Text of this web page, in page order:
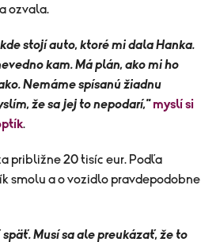
ozvala.
stojí auto, ktoré mi dala Hanka.
kam. Má plán, ako mi ho
Nemáme spísanú žiadnu
že sa jej to nepodarí," myslí si
.
približne 20 tisíc eur. Podľa
smolu a o vozidlo pravdepodobne
Musí sa ale preukázať, že to